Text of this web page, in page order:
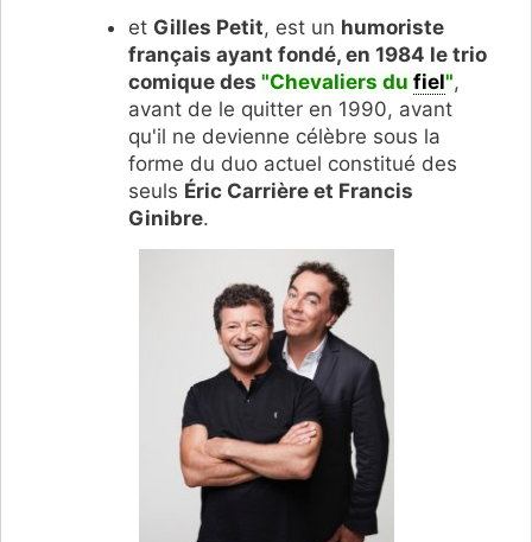
et Gilles Petit, est un humoriste
français ayant fondé, en 1984 le trio
comique des "Chevaliers du fiel",
avant de le quitter en 1990, avant
qu'il ne devienne célèbre sous la
forme du duo actuel constitué des
seuls Éric Carrière et Francis
Ginibre.